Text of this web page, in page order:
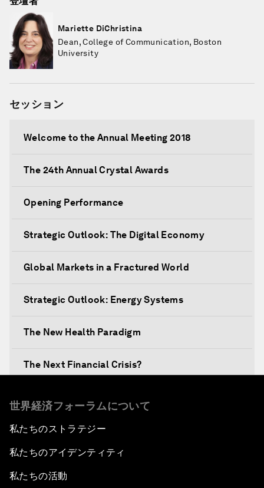
Mariette DiChristina
Dean, College of Communication, Boston
University
セッション
Welcome to the Annual Meeting 2018
The 24th Annual Crystal Awards
Opening Performance
Strategic Outlook: The Digital Economy
Global Markets in a Fractured World
Strategic Outlook: Energy Systems
The New Health Paradigm
The Next Financial Crisis?
In Technology We Trust?
世界経済フォーラムについて
私たちのストラテジー
私たちのアイデンティティ
私たちの活動